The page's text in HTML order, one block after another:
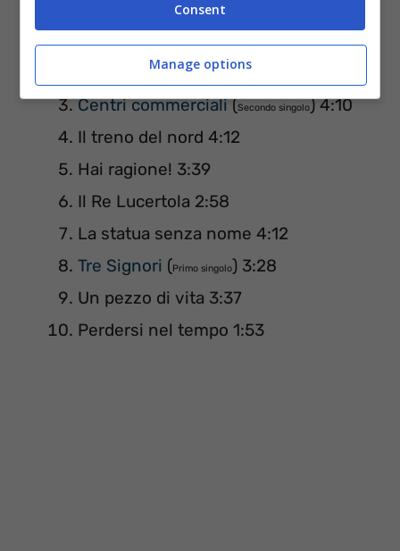
Sono io quello per strada 3:03
Fatti rispettare 3:40
Centri commerciali(Secondo singolo) 4:10
Il treno del nord 4:12
Hai ragione! 3:39
Il Re Lucertola 2:58
La statua senza nome 4:12
Tre Signori (Primo singolo) 3:28
Un pezzo di vita 3:37
Perdersi nel tempo 1:53
Consent
Manage options